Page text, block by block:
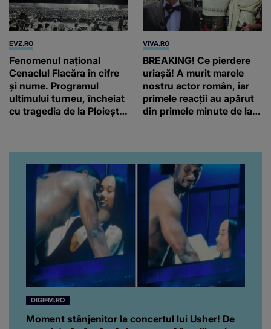
EVZ.RO
Fenomenul național
Cenaclul Flacăra în cifre
și nume. Programul
ultimului turneu, încheiat
cu tragedia de la Ploiești.
VIVA.RO
BREAKING! Ce pierdere
uriașă! A murit marele
nostru actor român, iar
primele reacții au apărut
din primele minute de la
pentru el...” Ce s-a aflat
până în acest moment
DIGIFM.RO
Moment stânjenitor la concertul lui Usher! De